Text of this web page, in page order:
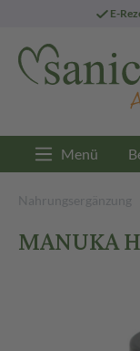
E-
Menü
Nahrungsergänzung
MANUKA